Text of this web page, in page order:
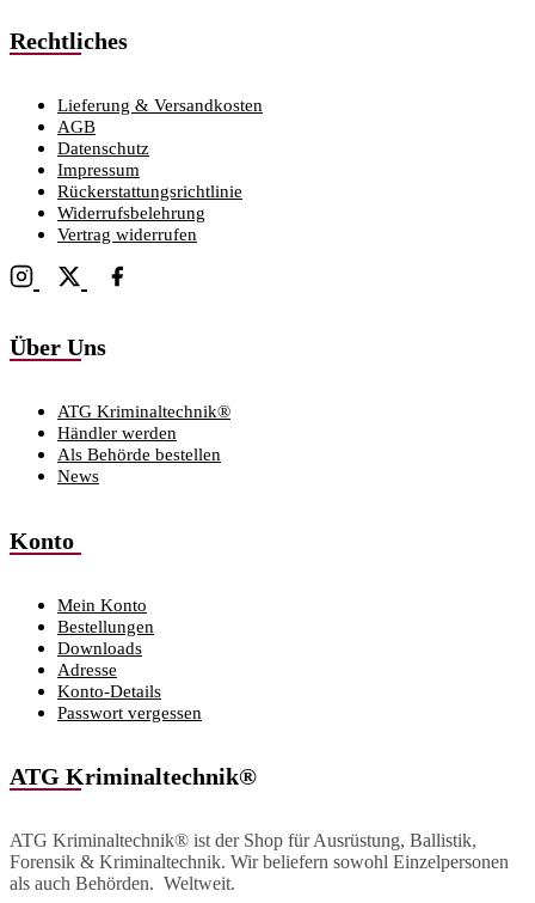
Rechtliches
Lieferung & Versandkosten
AGB
Datenschutz
Impressum
Rückerstattungsrichtlinie
Widerrufsbelehrung
Vertrag widerrufen
Über Uns
ATG Kriminaltechnik®
Händler werden
Als Behörde bestellen
News
Konto
Mein Konto
Bestellungen
Downloads
Adresse
Konto-Details
Passwort vergessen
ATG Kriminaltechnik®
ATG Kriminaltechnik® ist der Shop für Ausrüstung, Ballistik,
Forensik & Kriminaltechnik. Wir beliefern sowohl Einzelpersonen
als auch Behörden. Weltweit.